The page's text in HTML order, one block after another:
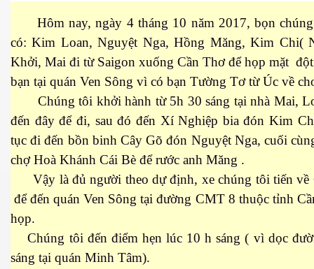
Hôm nay, ngày 4 tháng 10 năm 2017, bọn
có: Kim Loan, Nguyệt Nga, Hồng Măng, Kim Chi(
Khởi, Mai đi từ Saigon xuống Cần Thơ để họp mặt
bạn tại quán Ven Sông vì có bạn Tường Tơ từ Úc về
Chúng tôi khởi hành từ 5h 30 sáng tại nhà Mai,
đến đây để đi, sau đó đến Xí Nghiệp bia đón Kim
tục đi đến bồn binh Cây Gõ đón Nguyệt Nga, cuối
chợ Hoà Khánh Cái Bè để rước anh Măng .
Vậy là đủ người theo dự định, xe chúng tôi tiến về
để đến quán Ven Sông tại đường CMT 8 thuộc tỉnh
họp.
Chúng tôi đến điểm hẹn lúc 10 h sáng ( vì dọc
sáng tại quán Minh Tâm).
2015